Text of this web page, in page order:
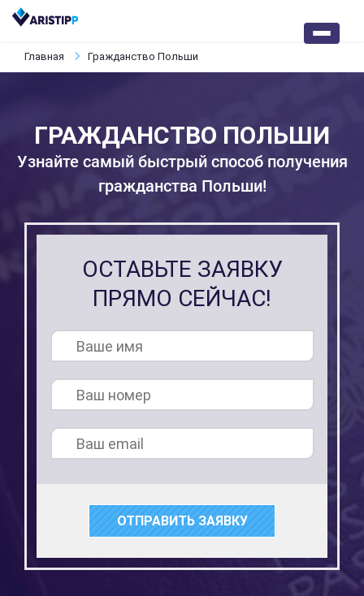
Главная Гражданство Польши
ГРАЖДАНСТВО ПОЛЬШИ
Узнайте самый быстрый способ получения
гражданства Польши!
ОСТАВЬТЕ ЗАЯВКУ
ПРЯМО СЕЙЧАС!
ОТПРАВИТЬ ЗАЯВКУ